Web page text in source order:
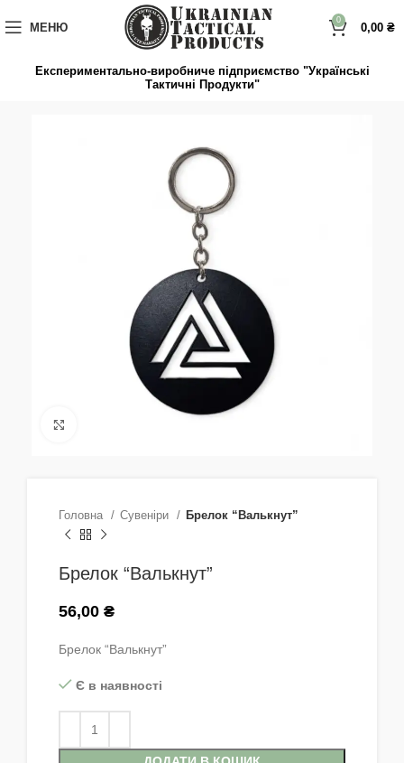
вмістуМЕНЮ
0
0,00 ₴
Експериментально-виробниче підприємство "Українські
Тактичні Продукти"
Головна Сувеніри Брелок “Валькнут”
Брелок “Валькнут”
56,00 ₴
Брелок “Валькнут”
Є в наявності